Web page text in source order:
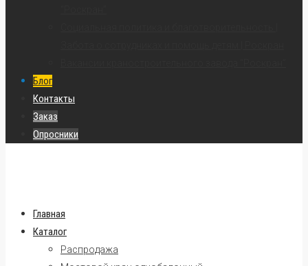
Блог
Контакты
Заказ
Опросники
Главная
Каталог
Распродажа